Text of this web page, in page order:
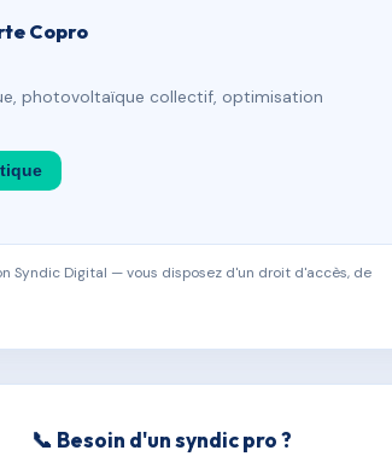
Copro
photovoltaïque collectif, optimisation
Syndic Digital — vous disposez d'un droit d'accès, de
📞 Besoin d'un syndic pro ?